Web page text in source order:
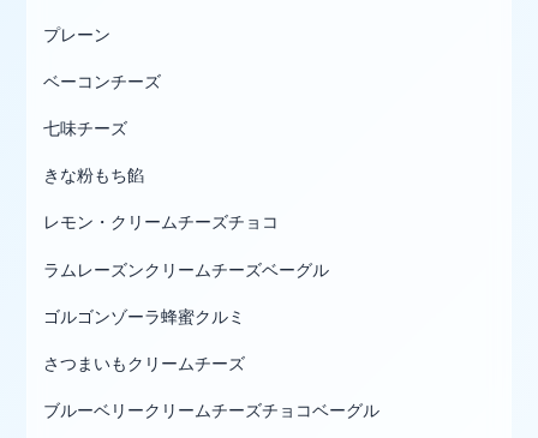
プレーン
ベーコンチーズ
七味チーズ
きな粉もち餡
レモン・クリームチーズチョコ
ラムレーズンクリームチーズベーグル
ゴルゴンゾーラ蜂蜜クルミ
さつまいもクリームチーズ
ブルーベリークリームチーズチョコベーグル